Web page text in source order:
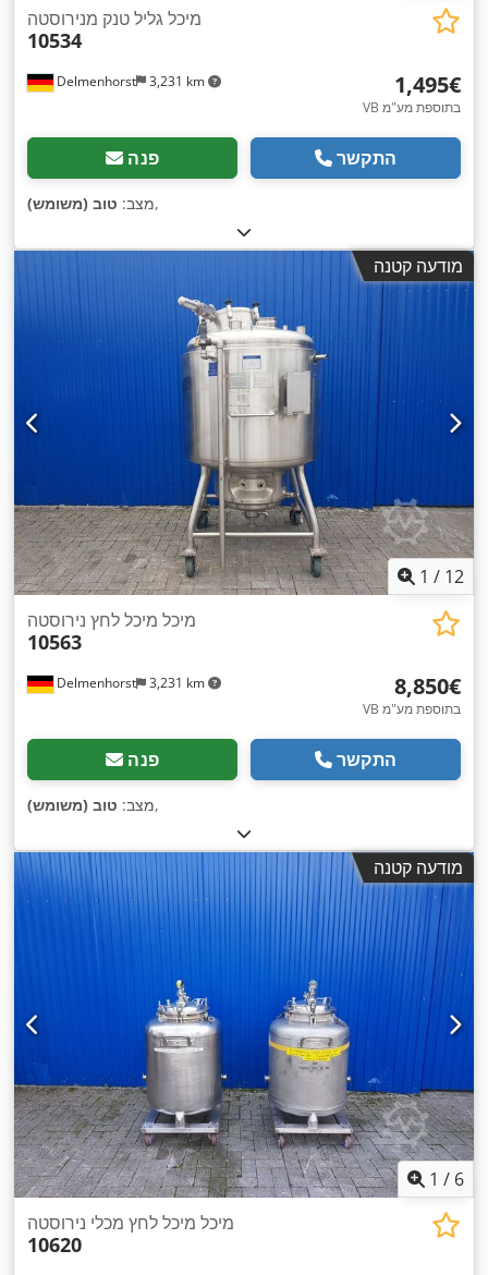
Delmenhorst 3,231 km
מיכל גליל טנק מנירוסטה
10534
‏1,495 ‏€
VB בתוספת מע"מ
פנה התקשר
מצב: טוב (משומש) ,
מודעה קטנה
1 / 12
Delmenhorst 3,231 km
מיכל מיכל לחץ נירוסטה
10563
‏8,850 ‏€
VB בתוספת מע"מ
פנה התקשר
מצב: טוב (משומש) ,
מודעה קטנה
1 / 6
מיכל מיכל לחץ מכלי נירוסטה
10620